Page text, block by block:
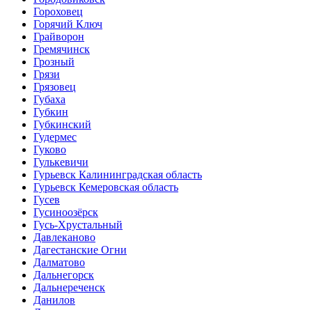
Гороховец
Горячий Ключ
Грайворон
Гремячинск
Грозный
Грязи
Грязовец
Губаха
Губкин
Губкинский
Гудермес
Гуково
Гулькевичи
Гурьевск Калининградская область
Гурьевск Кемеровская область
Гусев
Гусиноозёрск
Гусь-Хрустальный
Давлеканово
Дагестанские Огни
Далматово
Дальнегорск
Дальнереченск
Данилов